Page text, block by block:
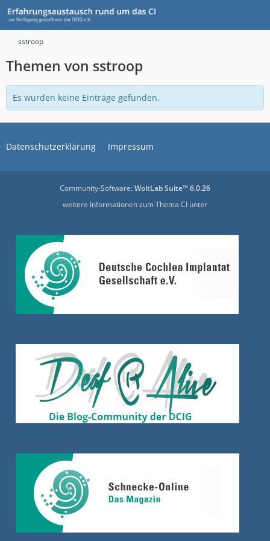
sstroop
Themen von sstroop
Es wurden keine Einträge gefunden.
Datenschutzerklärung Impressum
Community-Software:WoltLab Suite™ 6.0.26
weitere Informationen zum Thema CI unter